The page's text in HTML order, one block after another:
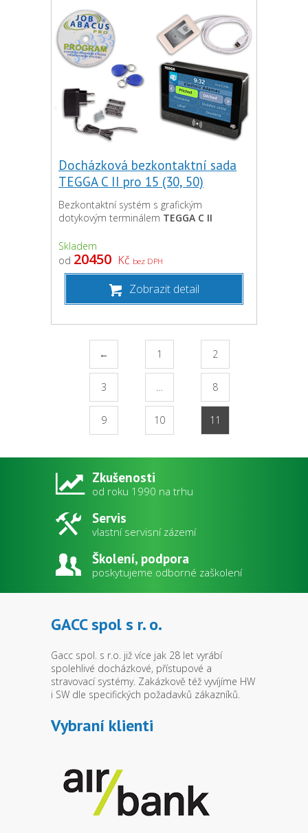
Docházková bezkontaktní sada
TEGGA C II pro 15 (30, 50)
uživatelů
Bezkontaktní systém s grafickým
dotykovým terminálem TEGGA C II
Skladem
od 20450 Kč bez DPH
Zobrazit detail
← 1 2
3 … 8
9 10 11
Zkušenosti
od roku 1990 na trhu
Servis
vlastní servisní zázemí
Školení, podpora
poskytujeme odborné zaškolení
GACC spol s r. o.
Gacc spol. s r.o. již více jak 28 let vyrábí
spolehlivé docházkové, přístupové a
stravovací systémy. Zakázkově též vyvíjíme HW
i SW dle specifických požadavků zákazníků.
Vybraní klienti